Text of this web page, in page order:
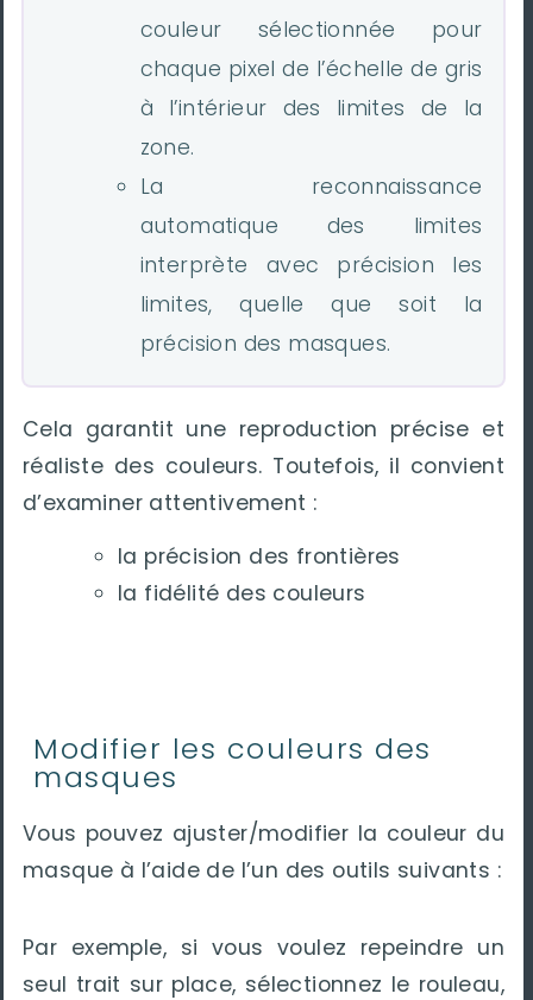
couleur sélectionnée pour
chaque pixel de l’échelle de gris
à l’intérieur des limites de la
zone.
La reconnaissance
automatique des limites
interprète avec précision les
limites, quelle que soit la
précision des masques.
Cela garantit une reproduction précise et
réaliste des couleurs. Toutefois, il convient
d’examiner attentivement :
la précision des frontières
la fidélité des couleurs
Modifier les couleurs des
masques
Vous pouvez ajuster/modifier la couleur du
masque à l’aide de l’un des outils suivants :
Par exemple, si vous voulez repeindre un
seul trait sur place, sélectionnez le rouleau,